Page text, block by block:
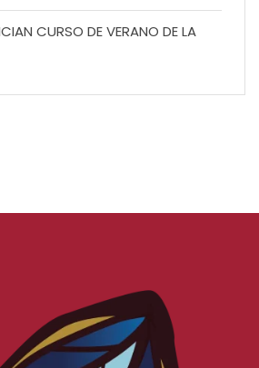
CURSO DE VERANO DE LA